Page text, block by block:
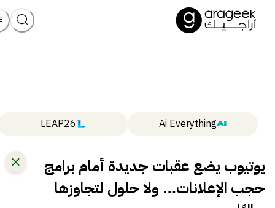
Ai Everything
LEAP26
يوتيوب يضع عقبات جديدة أمام برامج
حجب الإعلانات… ولا حلول لتجاوزها